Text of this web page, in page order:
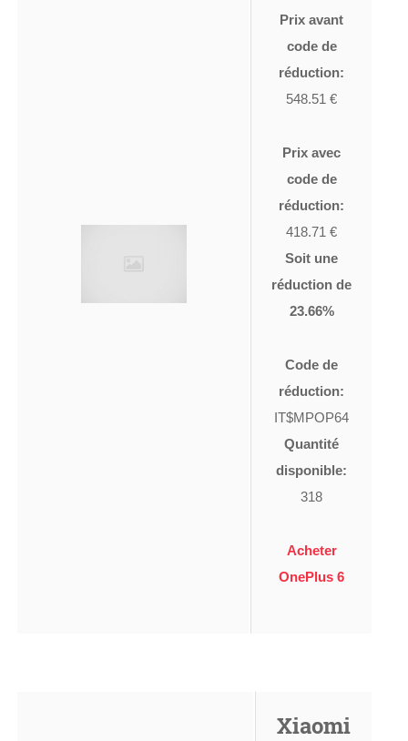
Prix avant
code de
réduction:
548.51 €
Prix avec
code de
réduction:
418.71 €
Soit une
réduction de
23.66%
Code de
réduction:
IT$MPOP64
Quantité
disponible:
318
Acheter
OnePlus 6
Xiaomi